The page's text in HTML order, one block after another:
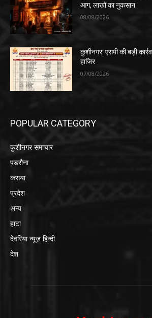
आग, लाखों का नुकसान
08/08/2026
कुशीनगर: एसपी की बड़ी
हाजिर
07/08/2026
POPULAR CATEGORY
कुशीनगर समाचार
पडरौना
कसया
प्रदेश
अन्य
हाटा
देवरिया न्यूज़ हिन्दी
देश